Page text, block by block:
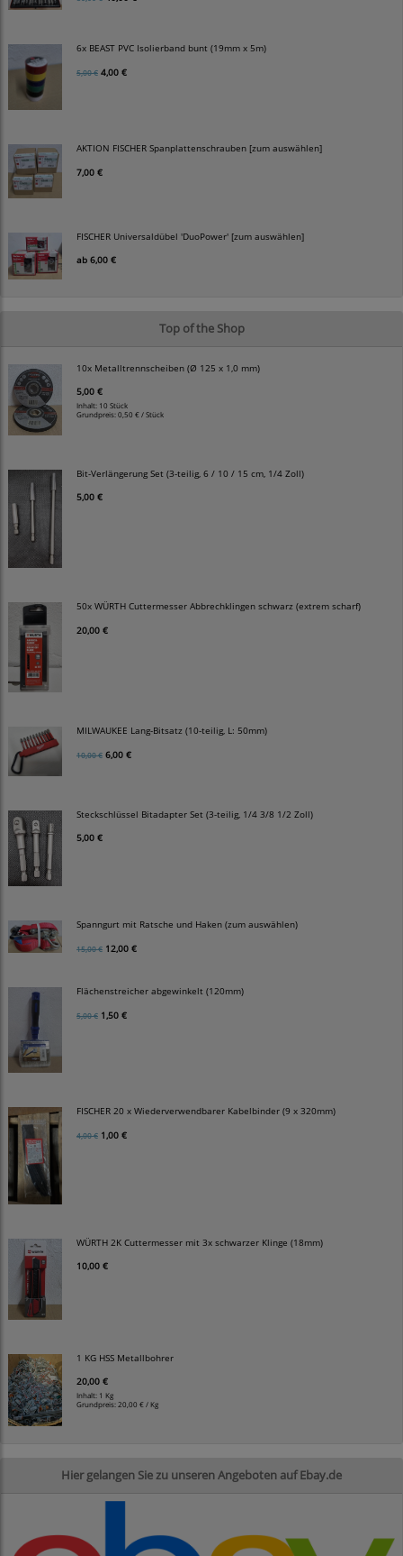
6x BEAST PVC Isolierband bunt (19mm x 5m)
5,00 € 4,00 €
AKTION FISCHER Spanplattenschrauben [zum auswählen]
7,00 €
FISCHER Universaldübel 'DuoPower' [zum auswählen]
ab 6,00 €
Top of the Shop
10x Metalltrennscheiben (Ø 125 x 1,0 mm)
5,00 €
Inhalt: 10 Stück
Grundpreis:0,50 € / Stück
Bit-Verlängerung Set (3-teilig, 6 / 10 / 15 cm, 1/4 Zoll)
5,00 €
50x WÜRTH Cuttermesser Abbrechklingen schwarz (extrem scharf)
20,00 €
MILWAUKEE Lang-Bitsatz (10-teilig, L: 50mm)
10,00 € 6,00 €
Steckschlüssel Bitadapter Set (3-teilig, 1/4 3/8 1/2 Zoll)
5,00 €
Spanngurt mit Ratsche und Haken (zum auswählen)
15,00 € 12,00 €
Flächenstreicher abgewinkelt (120mm)
5,00 € 1,50 €
FISCHER 20 x Wiederverwendbarer Kabelbinder (9 x 320mm)
4,00 € 1,00 €
WÜRTH 2K Cuttermesser mit 3x schwarzer Klinge (18mm)
10,00 €
1 KG HSS Metallbohrer
20,00 €
Inhalt: 1 Kg
Grundpreis: 20,00 € / Kg
Hier gelangen Sie zu unseren Angeboten auf Ebay.de